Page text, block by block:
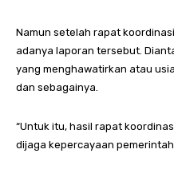
Namun setelah rapat
adanya laporan tersebut.
yang menghawatirkan atau
dan sebagainya.
“Untuk itu, hasil rapat
dijaga kepercayaan